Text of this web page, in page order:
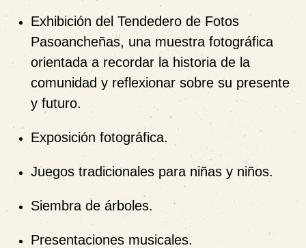
Exhibición del Tendedero de Fotos
Pasoancheñas, una muestra fotográfica
orientada a recordar la historia de la
comunidad y reflexionar sobre su presente
y futuro.
Exposición fotográfica.
Juegos tradicionales para niñas y niños.
Siembra de árboles.
Presentaciones musicales.